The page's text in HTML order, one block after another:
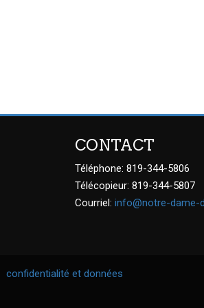
CONTACT
Téléphone: 819-344-5806
Télécopieur: 819-344-5807
Courriel: info@notre-dame-
confidentialité et données